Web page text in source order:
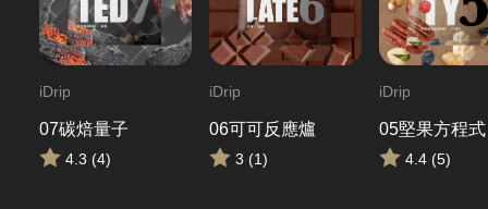
iDrip
07碳焙量子
4.3 (4)
iDrip
06可可反應爐
3 (1)
iDrip
05堅果方程式
4.4 (5)